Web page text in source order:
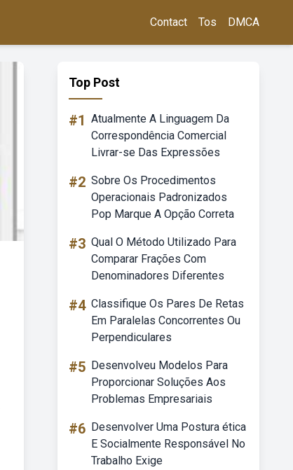
Contact Tos DMCA
Top Post
#1 Atualmente A Linguagem Da
Correspondência Comercial
Livrar-se Das Expressões
#2 Sobre Os Procedimentos
Operacionais Padronizados
Pop Marque A Opção Correta
#3 Qual O Método Utilizado Para
Comparar Frações Com
Denominadores Diferentes
#4 Classifique Os Pares De Retas
Em Paralelas Concorrentes Ou
Perpendiculares
#5 Desenvolveu Modelos Para
Proporcionar Soluções Aos
Problemas Empresariais
#6 Desenvolver Uma Postura ética
E Socialmente Responsável No
Trabalho Exige